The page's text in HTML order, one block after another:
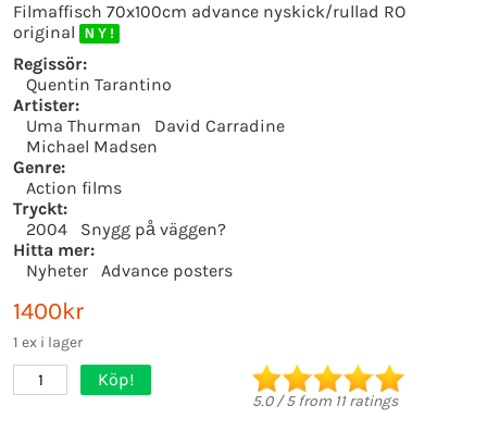
Filmaffisch 70x100cm advance nyskick/rullad RO
original
N Y !
Regissör:
Quentin Tarantino
Artister:
Uma Thurman
David Carradine
Michael Madsen
Genre:
Action films
Tryckt:
2004
Snygg på väggen?
Hitta mer:
Nyheter
Advance posters
1400kr
1 ex i lager
1 Köp!
5.0/5from 11ratings